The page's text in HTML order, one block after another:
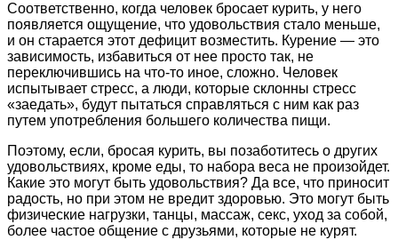
Соответственно, когда человек бросает курить, у него
появляется ощущение, что удовольствия стало меньше,
и он старается этот дефицит возместить. Курение — это
зависимость, избавиться от нее просто так, не
переключившись на что-то иное, сложно. Человек
испытывает стресс, а люди, которые склонны стресс
«заедать», будут пытаться справляться с ним как раз
путем употребления большего количества пищи.
Поэтому, если, бросая курить, вы позаботитесь о других
удовольствиях, кроме еды, то набора веса не произойдет.
Какие это могут быть удовольствия? Да все, что приносит
радость, но при этом не вредит здоровью. Это могут быть
физические нагрузки, танцы, массаж, секс, уход за собой,
более частое общение с друзьями, которые не курят.